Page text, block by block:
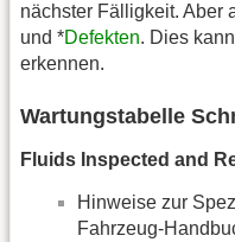
nächster Fälligkeit. Aber
und *Defekten. Dies
erkennen.
Wartungstabelle
Fluids Inspected and
Hinweise zur
Fahrzeug-